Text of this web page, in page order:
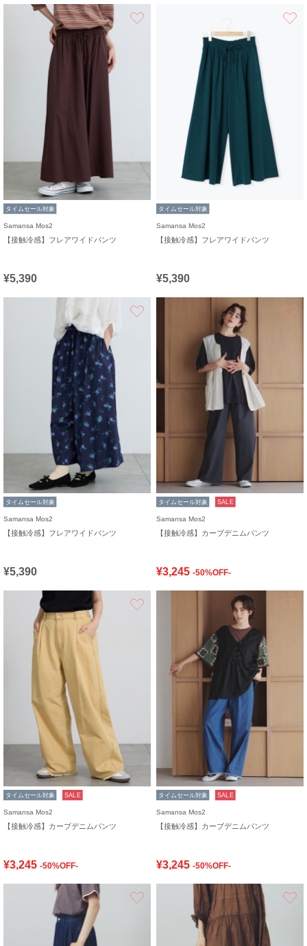
タイムセール対象
Samansa Mos2
【接触冷感】フレアワイドパンツ
¥5,390
タイムセール対象
Samansa Mos2
【接触冷感】フレアワイドパンツ
¥5,390
タイムセール対象
Samansa Mos2
【接触冷感】フレアワイドパンツ
¥5,390
タイムセール対象 SALE
Samansa Mos2
【接触冷感】カーブデニムパンツ
¥3,245 -50%OFF-
タイムセール対象 SALE
Samansa Mos2
【接触冷感】カーブデニムパンツ
¥3,245 -50%OFF-
タイムセール対象 SALE
Samansa Mos2
【接触冷感】カーブデニムパンツ
¥3,245 -50%OFF-